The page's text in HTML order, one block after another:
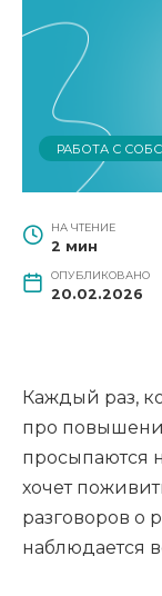
РАБОТА С
НА ЧТЕНИЕ
2 мин
ОПУБЛИКОВАНО
20.02.2026
Каждый раз,
про
просыпаются
хочет
разговоров о
наблюдается